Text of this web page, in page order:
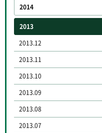
2014
2013
2013.12
2013.11
2013.10
2013.09
2013.08
2013.07